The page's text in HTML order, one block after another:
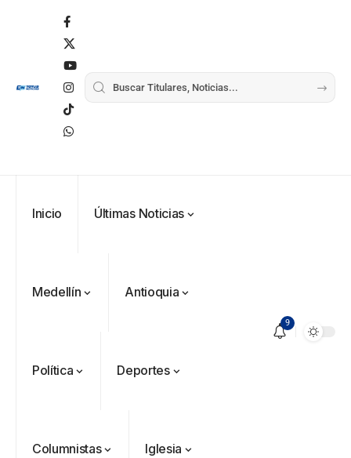
Inicio Últimas Noticias
Medellín Antioquia
Política Deportes
Columnistas Iglesia
9